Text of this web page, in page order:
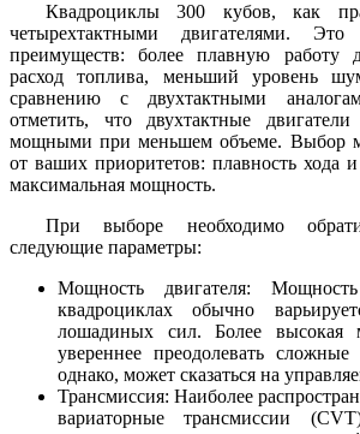
Квадроциклы 300 кубов, как
четырехтактными двигателями. Это
преимуществ: более плавную работу
расход топлива, меньший уровень
сравнению с двухтактными
отметить, что двухтактные
мощными при меньшем объеме. Выбор
от ваших приоритетов: плавность хода
максимальная мощность.
При выборе необходимо
следующие параметры:
Мощность двигателя:
квадроциклах обычно
лошадиных сил. Более высокая
увереннее преодолевать сложные
однако, может сказаться на
Трансмиссия: Наиболее
вариаторные трансмиссии